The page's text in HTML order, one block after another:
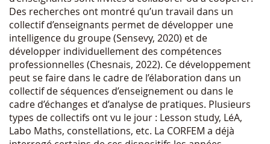
Des recherches ont montré qu’un travail dans un
collectif d’enseignants permet de développer une
intelligence du groupe (Sensevy, 2020) et de
développer individuellement des compétences
professionnelles (Chesnais, 2022). Ce développement
peut se faire dans le cadre de l’élaboration dans un
collectif de séquences d’enseignement ou dans le
cadre d’échanges et d’analyse de pratiques. Plusieurs
types de collectifs ont vu le jour : Lesson study, LéA,
Labo Maths, constellations, etc. La CORFEM a déjà